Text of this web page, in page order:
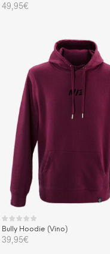
49,95€
auf
der
Bully Hoodie (Vino)
39,95€